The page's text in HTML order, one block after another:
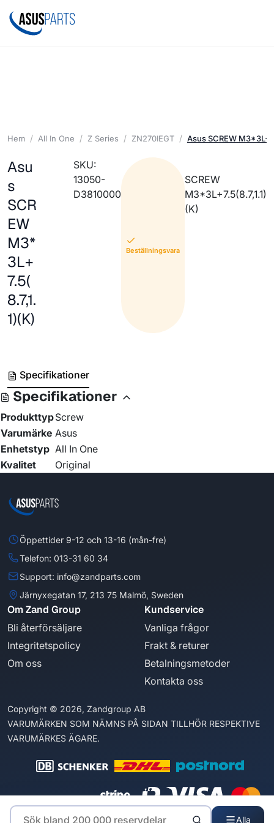
Alla
Hem All In One Z Series ZN270IEGT Asus SCREW
Asu
s
SCR
EW
M3*
3L+
7.5(
8.7,1.
1)(K)
SKU:
13050-
D3810000
Beställningsvara
SCREW
M3*3L+7.5(8.7,1.1)
(K)
Specifikationer
Specifikationer
ProdukttypScrew
Varumärke Asus
Enhetstyp All In One
Kvalitet
Original
Öppettider 9-12 och 13-16 (mån-fre)
Telefon: 013-31 60 34
Support: info@zandparts.com
Järnyxegatan 17, 213 75 Malmö, Sweden
Om Zand Group
Bli återförsäljare
Integritetspolicy
Om oss
Kundservice
Vanliga frågor
Frakt & returer
Betalningsmetoder
Kontakta oss
Copyright © 2026, Zandgroup AB
VARUMÄRKEN SOM NÄMNS PÅ SIDAN TILLHÖR RESPEKTIVE
VARUMÄRKES ÄGARE.